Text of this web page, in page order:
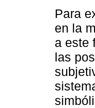
Para
en la
a este
las